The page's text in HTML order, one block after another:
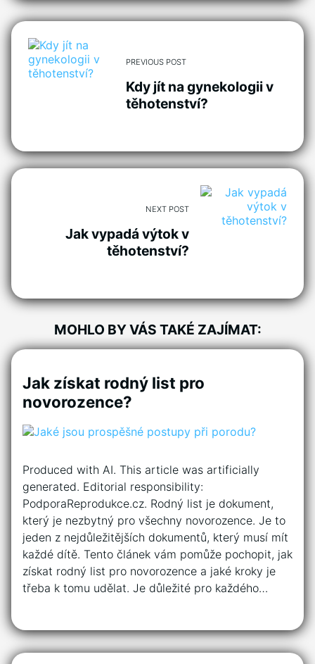
PREVIOUS POST
Kdy jít na gynekologii v
těhotenství?
NEXT POST
Jak vypadá výtok v
těhotenství?
MOHLO BY VÁS TAKÉ ZAJÍMAT:
Jak získat rodný list pro
novorozence?
Produced with AI. This article was artificially
generated. Editorial responsibility:
PodporaReprodukce.cz. Rodný list je dokument,
který je nezbytný pro všechny novorozence. Je to
jeden z nejdůležitějších dokumentů, který musí mít
každé dítě. Tento článek vám pomůže pochopit, jak
získat rodný list pro novorozence a jaké kroky je
třeba k tomu udělat. Je důležité pro každého…